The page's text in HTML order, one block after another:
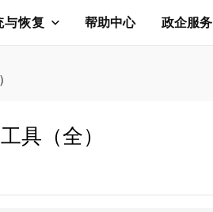
与恢复 帮助中心 政企服务
具（全）